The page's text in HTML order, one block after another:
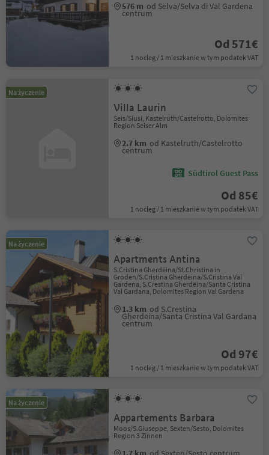
576 m od Sëlva/Selva di Val Gardena
centrum
Od 571€
1 nocleg / 1 mieszkanie w tym podatek VAT
Na życzenie
Villa Laurin
Seis/Siusi, Kastelruth/Castelrotto, Dolomites
Region Seiser Alm
2.7 km od Kastelruth/Castelrotto
centrum
Südtirol Guest Pass
Od 85€
1 nocleg / 1 mieszkanie w tym podatek VAT
Na życzenie
Apartments Antina
S.Cristina Gherdëina/St.Christina in
Gröden/S.Cristina Gherdëina/S.Cristina Val
Gardena, S.Crestina Gherdëina/Santa Cristina
Val Gardana, Dolomites Region Val Gardena
1.3 km od S.Crestina
Gherdëina/Santa Cristina Val Gardana
centrum
Od 97€
1 nocleg / 1 mieszkanie w tym podatek VAT
Na życzenie
Appartements Barbara
Moos/S.Giuseppe, Sexten/Sesto, Dolomites
Region 3 Zinnen